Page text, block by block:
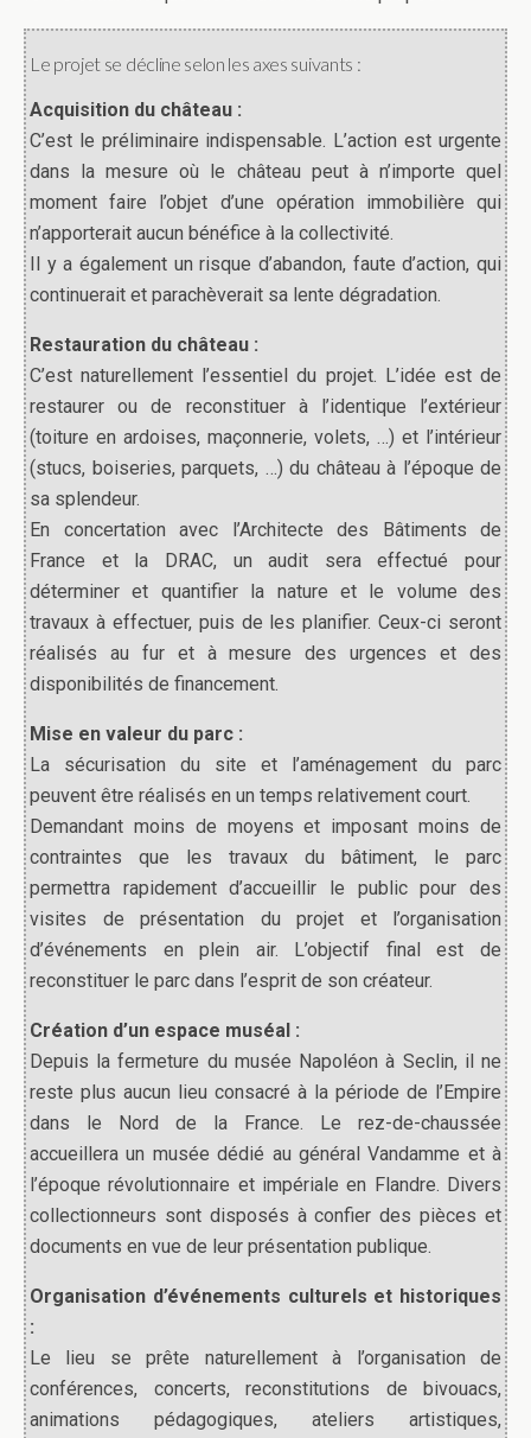
Le projet se décline selon les axes suivants :
Acquisition du château :
C’est le préliminaire indispensable. L’action est urgente
dans la mesure où le château peut à n’importe quel
moment faire l’objet d’une opération immobilière qui
n’apporterait aucun bénéfice à la collectivité.
Il y a également un risque d’abandon, faute d’action, qui
continuerait et parachèverait sa lente dégradation.
Restauration du château :
C’est naturellement l’essentiel du projet. L’idée est de
restaurer ou de reconstituer à l’identique l’extérieur
(toiture en ardoises, maçonnerie, volets, …) et l’intérieur
(stucs, boiseries, parquets, …) du château à l’époque de
sa splendeur.
En concertation avec l’Architecte des Bâtiments de
France et la DRAC, un audit sera effectué pour
déterminer et quantifier la nature et le volume des
travaux à effectuer, puis de les planifier. Ceux-ci seront
réalisés au fur et à mesure des urgences et des
disponibilités de financement.
Mise en valeur du parc :
La sécurisation du site et l’aménagement du parc
peuvent être réalisés en un temps relativement court.
Demandant moins de moyens et imposant moins de
contraintes que les travaux du bâtiment, le parc
permettra rapidement d’accueillir le public pour des
visites de présentation du projet et l’organisation
d’événements en plein air. L’objectif final est de
reconstituer le parc dans l’esprit de son créateur.
Création d’un espace muséal :
Depuis la fermeture du musée Napoléon à Seclin, il ne
reste plus aucun lieu consacré à la période de l’Empire
dans le Nord de la France. Le rez-de-chaussée
accueillera un musée dédié au général Vandamme et à
l’époque révolutionnaire et impériale en Flandre. Divers
collectionneurs sont disposés à confier des pièces et
documents en vue de leur présentation publique.
Organisation d’événements culturels et historiques
:
Le lieu se prête naturellement à l’organisation de
conférences, concerts, reconstitutions de bivouacs,
animations pédagogiques, ateliers artistiques,